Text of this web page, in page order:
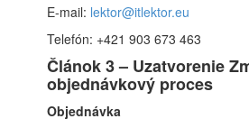
E-mail: lektor@itlektor.eu
Telefón: +421 903 673 463
Článok 3 – Uzatvorenie
objednávkový proces
Objednávka